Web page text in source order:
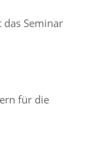
Seminar
für die